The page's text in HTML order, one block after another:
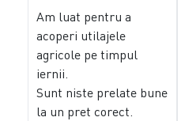
Am luat pentru a
acoperi utilajele
agricole pe timpul
iernii.
Sunt niste prelate bune
la un pret corect.